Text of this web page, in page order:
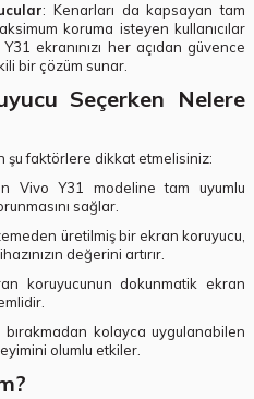
: Kenarları da kapsayan tam
koruma isteyen kullanıcılar
ekranınızı her açıdan güvence
bir çözüm sunar.
Seçerken Nelere
şu faktörlere dikkat etmelisiniz:
Vivo Y31 modeline tam uyumlu
sağlar.
üretilmiş bir ekran koruyucu,
değerini artırır.
koruyucunun dokunmatik ekran
bırakmadan kolayca uygulanabilen
olumlu etkiler.